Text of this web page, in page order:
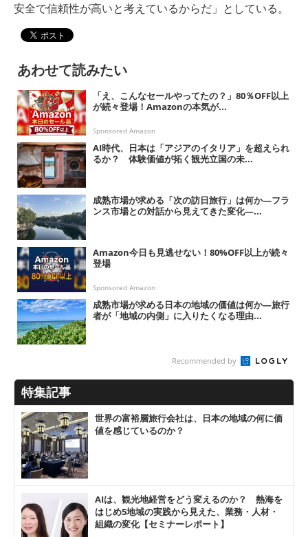
安全で信頼性が高いと考えているからだ」としている。
あわせて読みたい
「え、こんなセールやってたの？」80％OFF以上
が続々登場！Amazonの本気が...
Sponsored Amazon
AI時代、日本は「アジアのイタリア」を超えられ
るか？ 体験価値が拓く観光立国の未...
成熟市場が求める「次の訪日旅行」は何か―フラ
ンス市場との対話から見えてきた変化―...
Amazon今日も見逃せない！80%OFF以上が続々
登場
Sponsored Amazon
成熟市場が求める日本の地域の価値は何か―旅行
者が「地域の内側」に入りたくなる理由...
Recommended by
特集記事
世界の富裕層旅行会社は、日本の地域の何に価
値を感じているのか？
AIは、観光地経営をどう変えるのか？ 熱海を
はじめ5地域の実践から見えた、業務・人材・
組織の変化【セミナーレポート】